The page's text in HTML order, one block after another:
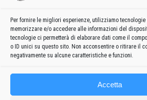
Per fornire le migliori esperienze, utilizziamo
memorizzare e/o accedere alle informazioni del
tecnologie ci permetterà di elaborare dati come il
o ID unici su questo sito. Non acconsentire o ritirare il
negativamente su alcune caratteristiche e funzioni.
Accetta
Lascia un commento
Garage Italia rinfresca il look della Dallara
trasformandola in un omaggio ai 60 anni